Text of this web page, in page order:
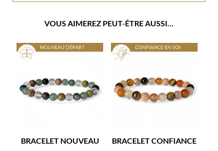
VOUS AIMEREZ PEUT-ÊTRE AUSSI…
BRACELET NOUVEAU
BRACELET CONFIANCE